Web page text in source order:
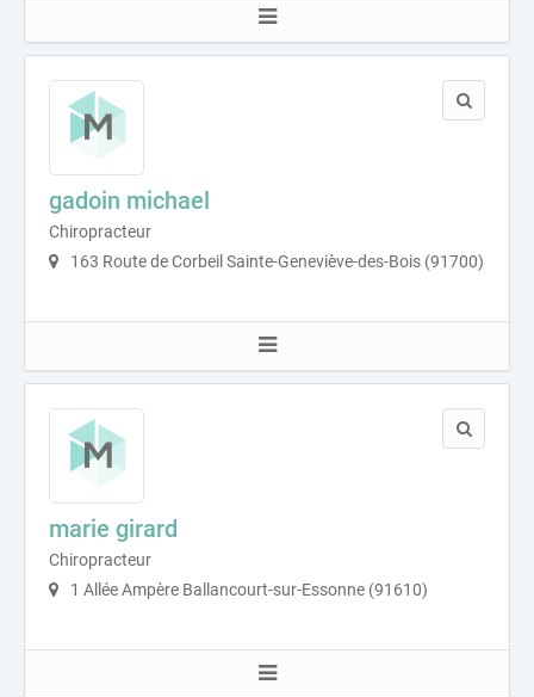
gadoin michael
Chiropracteur
163 Route de Corbeil Sainte-Geneviève-des-Bois (91700)
marie girard
Chiropracteur
1 Allée Ampère Ballancourt-sur-Essonne (91610)